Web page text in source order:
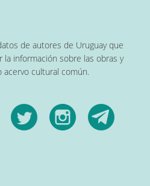
de autores de Uruguay que
información sobre las obras y
cultural común.